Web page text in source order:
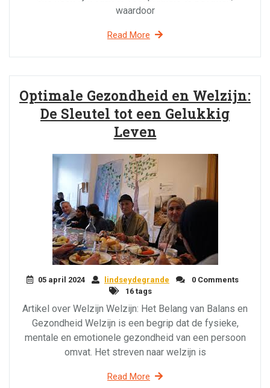
waardoor
Read More
Optimale Gezondheid en Welzijn:
De Sleutel tot een Gelukkig
Leven
05 april 2024 lindseydegrande
0 Comments
16 tags
Artikel over Welzijn Welzijn: Het Belang van Balans en
Gezondheid Welzijn is een begrip dat de fysieke,
mentale en emotionele gezondheid van een persoon
omvat. Het streven naar welzijn is
Read More